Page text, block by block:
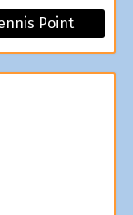
Point